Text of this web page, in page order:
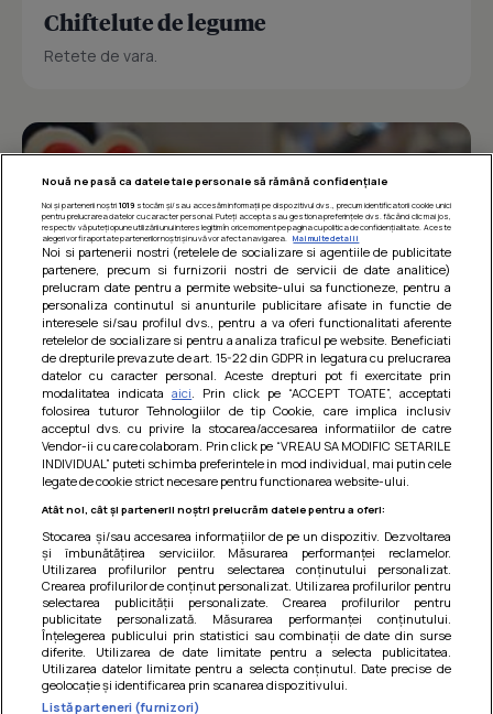
Chiftelute de legume
Retete de vara.
Barcute din vinete cu arpagic rosu
Un deliciu usor de preparat!
Nouă ne pasă ca datele tale personale să rămână confidențiale
Noi și partenerii noștri 1019stocăm și/sau accesăm informații pe dispozitivul dvs., precum identificatorii cookie unici
pentru prelucrarea datelor cu caracter personal. Puteți accepta sau gestiona preferințele dvs. făcând clic mai jos,
respectiv vă puteți opune utilizării unui interes legitim în orice moment pe pagina cu politica de confidențialitate. Aceste
alegeri vor fi raportate partenerilor noștri și nu vă vor afecta navigarea.
Mai multe detalii
Noi si partenerii nostri (retelele de socializare si agentiile de publicitate
partenere, precum si furnizorii nostri de servicii de date analitice)
prelucram date pentru a permite website-ului sa functioneze, pentru a
personaliza continutul si anunturile publicitare afisate in functie de
interesele si/sau profilul dvs., pentru a va oferi functionalitati aferente
retelelor de socializare si pentru a analiza traficul pe website. Beneficiati
de drepturile prevazute de art. 15-22 din GDPR in legatura cu prelucrarea
datelor cu caracter personal. Aceste drepturi pot fi exercitate prin
modalitatea indicataaici . Prin click pe “ACCEPT TOATE”, acceptati
folosirea tuturor Tehnologiilor de tip Cookie, care implica inclusiv
acceptul dvs. cu privire la stocarea/accesarea informatiilor de catre
Vendor-ii cu care colaboram. Prin click pe “VREAU SA MODIFIC SETARILE
INDIVIDUAL” puteti schimba preferintele in mod individual, mai putin cele
legate de cookie strict necesare pentru functionarea website-ului.
Atât noi, cât și partenerii noștri prelucrăm datele pentru a oferi:
Stocarea și/sau accesarea informațiilor de pe un dispozitiv. Dezvoltarea
și îmbunătățirea serviciilor. Măsurarea performanței reclamelor.
Utilizarea profilurilor pentru selectarea conținutului personalizat.
Crearea profilurilor de conținut personalizat. Utilizarea profilurilor pentru
selectarea publicității personalizate. Crearea profilurilor pentru
publicitate personalizată. Măsurarea performanței conținutului.
Înțelegerea publicului prin statistici sau combinații de date din surse
diferite. Utilizarea de date limitate pentru a selecta publicitatea.
Utilizarea datelor limitate pentru a selecta conținutul. Date precise de
geolocație și identificarea prin scanarea dispozitivului.
Listă parteneri (furnizori)